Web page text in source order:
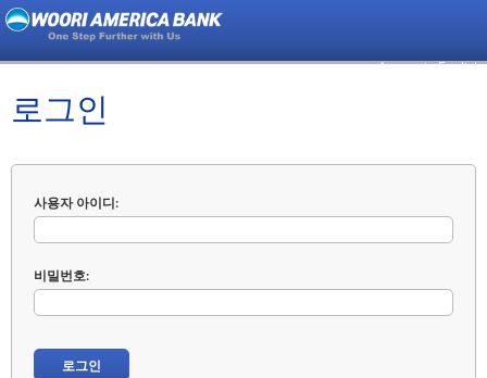
Access in English
로그인
사용자 아이디
비밀번호